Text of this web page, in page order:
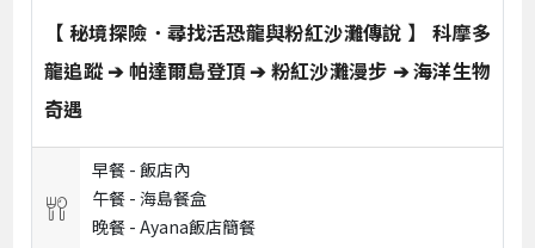
【 秘境探險．尋找活恐龍與粉紅沙灘傳說 】 科摩多
龍追蹤 ➔ 帕達爾島登頂 ➔ 粉紅沙灘漫步 ➔ 海洋生物
奇遇
早餐 -飯店內
午餐 -海島餐盒
晚餐 -Ayana飯店簡餐